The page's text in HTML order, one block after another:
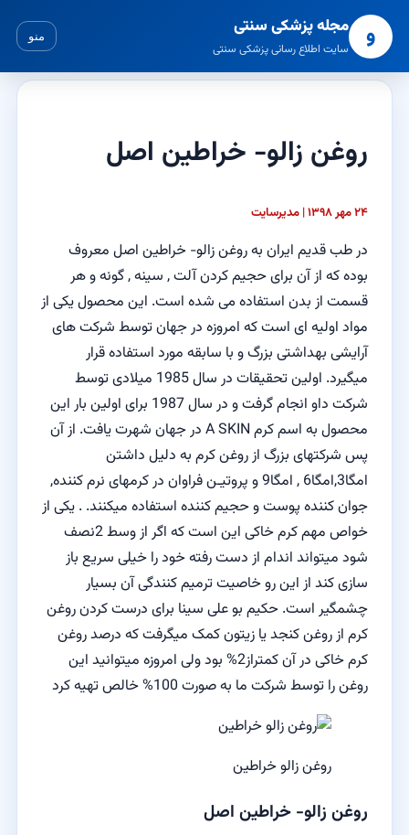
و مجله پزشکی سنتی
سایت اطلاع رسانی پزشکی سنتی
منو
روغن زالو- خراطین اصل
۲۴ مهر ۱۳۹۸ | مدیرسایت
در طب قدیم ایران بهروغن زالو- خراطین اصل معروف
بوده که از آن برای حجیم کردن آلت , سینه , گونه و هر
قسمت از بدن استفاده می شده است. این محصول یکی از
مواد اولیه ای است که امروزه در جهان توسط شرکت های
آرایشی بهداشتی بزرگ و با سابقه مورد استفاده قرار
میگیرد. اولین تحقیقات در سال 1985 میلادی توسط
شرکت داو انجام گرفت و در سال 1987 برای اولین بار این
محصول به اسم کرم A SKIN در جهان شهرت یافت. از آن
پس شرکتهای بزرگ از روغن کرم به دلیل داشتن
امگا3,امگا6 , امگا9 و پروتیـن فراوان در کرمهای نرم کننده,
جوان کننده پوست و حجیم کننده استفاده میکنند. . یکی از
خواص مهم کرم خاکی این است که اگر از وسط 2نصف
شود میتواند اندام از دست رفته خود را خیلی سریع باز
سازی کند از این رو خاصیت ترمیم کنندگی آن بسیار
چشمگیر است. حکیم بو علی سینا برای درست کردن روغن
کرم از روغن کنجد یا زیتون کمک میگرفت که درصد روغن
کرم خاکی در آن کمتراز2% بود ولی امروزه میتوانید این
روغن را توسط شرکت ما به صورت 100% خالص تهیه کرد
روغن زالو خراطین
روغن زالو- خراطین اصل